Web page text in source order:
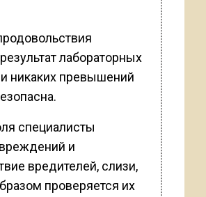
лабораторных
никаких превышений
специалисты
и
вредителей, слизи,
проверяется их